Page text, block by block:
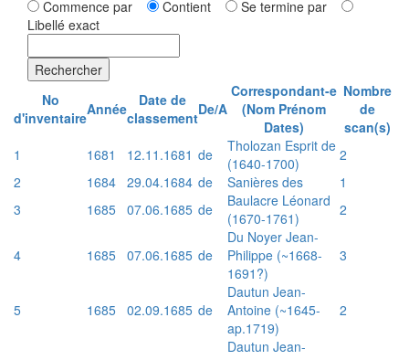
Commence par Contient
Se termine par
Libellé exact
Rechercher
No
d'inventaireAnnée
Date de
classementDe/A
Correspondant-e
(Nom Prénom
Dates)
Nombre
de
scan(s)
1
1681 12.11.1681 de
Tholozan Esprit de
(1640-1700)
2
2
1684 29.04.1684 de Sanières des
1
3
1685 07.06.1685 de
Baulacre Léonard
(1670-1761)
2
4 1685 07.06.1685 de
Du Noyer Jean-
Philippe (~1668-
1691?)
3
5 1685 02.09.1685 de
Dautun Jean-
Antoine (~1645-
ap.1719)
2
Dautun Jean-